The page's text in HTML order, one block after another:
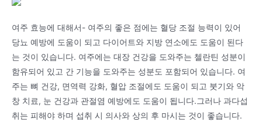
여주 효능에 대해서- 여주의 좋은 점에는 혈당 조절 능력이 있어
당뇨 예방에 도움이 되고 다이어트와 지방 연소에도 도움이 된다
는 것이 있습니다. 여주에는 대장 건강을 도와주는 첼란틴 성분이
함유되어 있고 간 기능을 도와주는 성분도 포함되어 있습니다. 여
주는 뼈 건강, 면역력 강화, 혈압 조절에도 도움이 되고 붓기와 악
창 치료, 눈 건강과 관절염 예방에도 도움이 됩니다.그러나 과다섭
취는 피해야 하며 섭취 시 의사와 상의 후 마시는 것이 좋습니다.